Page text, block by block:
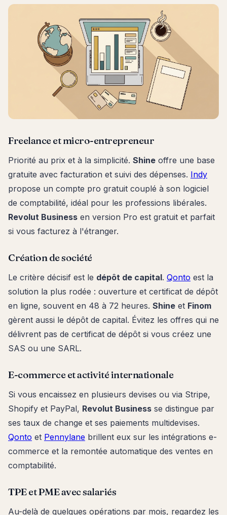
Freelance et micro-entrepreneur
Priorité au prix et à la simplicité. Shine offre une base
gratuite avec facturation et suivi des dépenses. Indy
propose un compte pro gratuit couplé à son logiciel
de comptabilité, idéal pour les professions libérales.
Revolut Business en version Pro est gratuit et parfait
si vous facturez à l'étranger.
Création de société
Le critère décisif est le dépôt de capital. Qonto est la
solution la plus rodée : ouverture et certificat de dépôt
en ligne, souvent en 48 à 72 heures. Shine et Finom
gèrent aussi le dépôt de capital. Évitez les offres qui ne
délivrent pas de certificat de dépôt si vous créez une
SAS ou une SARL.
E-commerce et activité internationale
Si vous encaissez en plusieurs devises ou via Stripe,
Shopify et PayPal, Revolut Business se distingue par
ses taux de change et ses paiements multidevises.
Qonto et Pennylane brillent eux sur les intégrations e-
commerce et la remontée automatique des ventes en
comptabilité.
TPE et PME avec salariés
Au-delà de quelques opérations par mois, regardez les